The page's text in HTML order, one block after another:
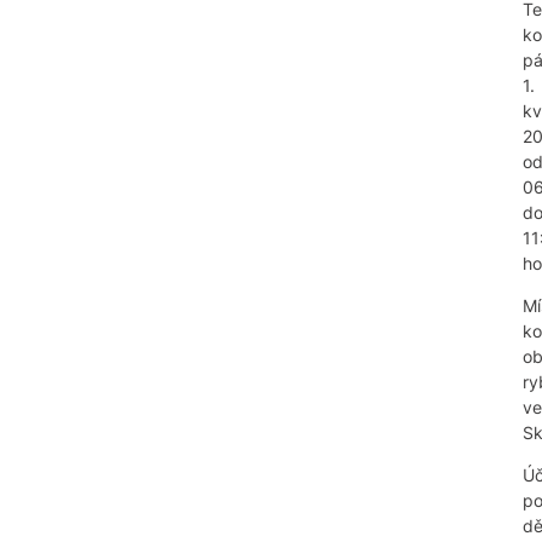
1.
od
do
ve